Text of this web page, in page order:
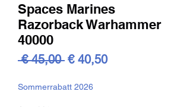
Spaces Marines
Razorback Warhammer
40000
€ 45,00 Standardpreis
€ 40,50Sale-
Sommerrabatt 2026